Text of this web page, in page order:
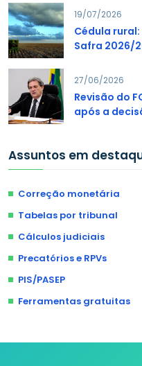
19/07/2026
Cédula
Safra 2026/
27/06/2026
Revisão do
após a
Assuntos em
Correção monetária
Tabelas por tribunal
Cálculos judiciais
Precatórios e RPVs
PIS/PASEP
Ferramentas gratuitas